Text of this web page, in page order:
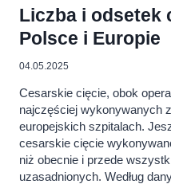
Liczba i odsetek
Polsce i Europie
04.05.2025
Cesarskie cięcie, obok
najczęściej wykonywanych
europejskich szpitalach.
cesarskie cięcie
niż obecnie i przede
uzasadnionych. Według